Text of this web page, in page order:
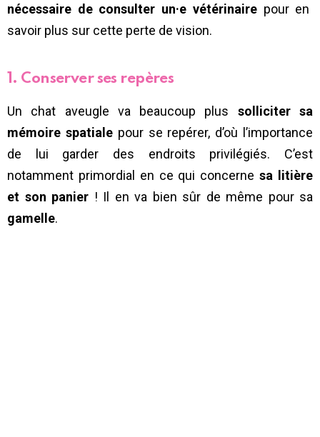
nécessaire de consulter un·e vétérinairepour en
savoir plus sur cette perte de vision.
1. Conserver ses repères
Un chat aveugle va beaucoup plus solliciter sa
mémoire spatialepour se repérer, d’où l’importance
de lui garder des endroits privilégiés. C’est
notamment primordial en ce qui concernesa litière
et son panier ! Il en va bien sûr de même pour sa
gamelle.